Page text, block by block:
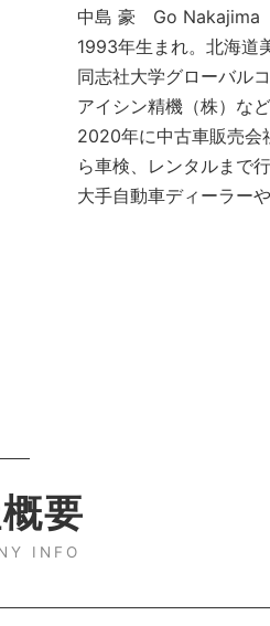
中島 豪 Go Nakajima
1993年生まれ。北海道
同志社大学グローバル
アイシン精機（株）な
2020年に中古車販売会
ら車検、レンタルまで行
大手自動車ディーラー
要
INFO